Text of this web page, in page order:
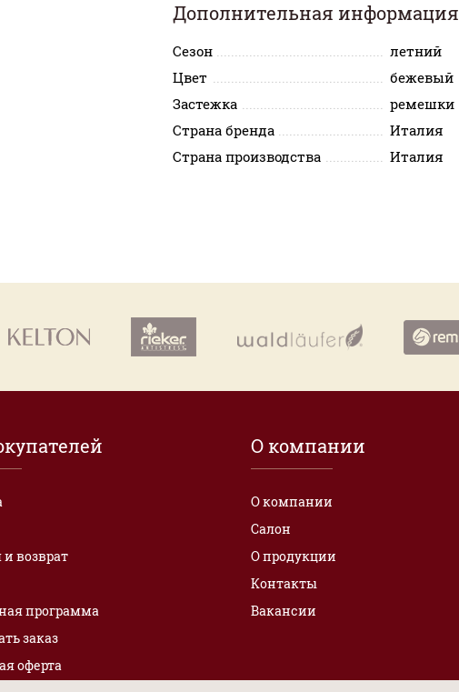
Дополнительная информация
Сезон
летний
Цвет
бежевый
Застежка
ремешки
Страна бренда
Италия
Страна производства
Италия
возврат
программа
заказ
оферта
О компании
О компании
Салон
О продукции
Контакты
Вакансии